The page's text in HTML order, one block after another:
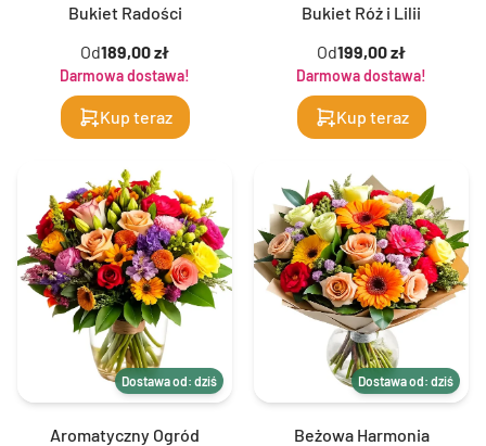
Bukiet Radości
Od189,00 zł
Darmowa dostawa!
Kup teraz
Bukiet Róż i Lilii
Od199,00 zł
Darmowa dostawa!
Kup teraz
Dostawa od: dziś
Aromatyczny Ogród
Dostawa od: dziś
Beżowa Harmonia